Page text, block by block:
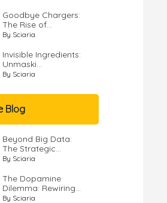
Goodbye Chargers:
The Rise of...
By Sciaria
Invisible Ingredients:
Unmaski...
By Sciaria
Blog
Beyond Big Data:
The Strategic...
By Sciaria
The Dopamine
Dilemma: Rewiring...
By Sciaria